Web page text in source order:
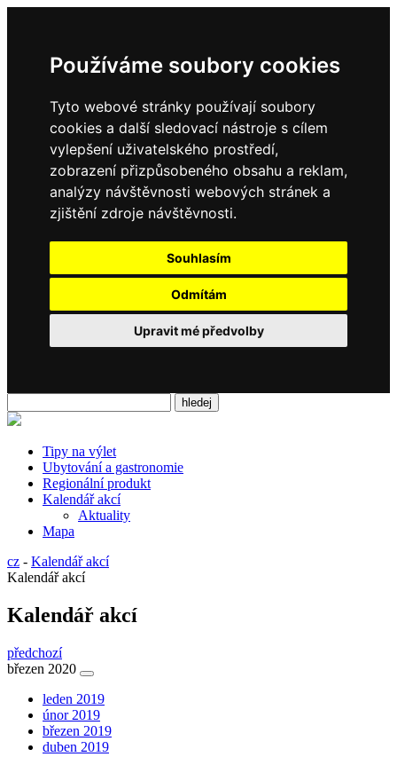
Používáme soubory cookies
Tyto webové stránky používají soubory
cookies a další sledovací nástroje s cílem
vylepšení uživatelského prostředí,
zobrazení přizpůsobeného obsahu a reklam,
analýzy návštěvnosti webových stránek a
zjištění zdroje návštěvnosti.
Souhlasím
Odmítám
Upravit mé předvolby
Tipy na výlet
Ubytování a gastronomie
Regionální produkt
Kalendář akcí
Aktuality
Mapa
cz - Kalendář akcí
Kalendář akcí
Kalendář akcí
předchozí
březen 2020
leden 2019
únor 2019
březen 2019
duben 2019